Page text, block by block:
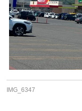
IMG_6347